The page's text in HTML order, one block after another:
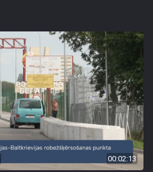
00:02:13